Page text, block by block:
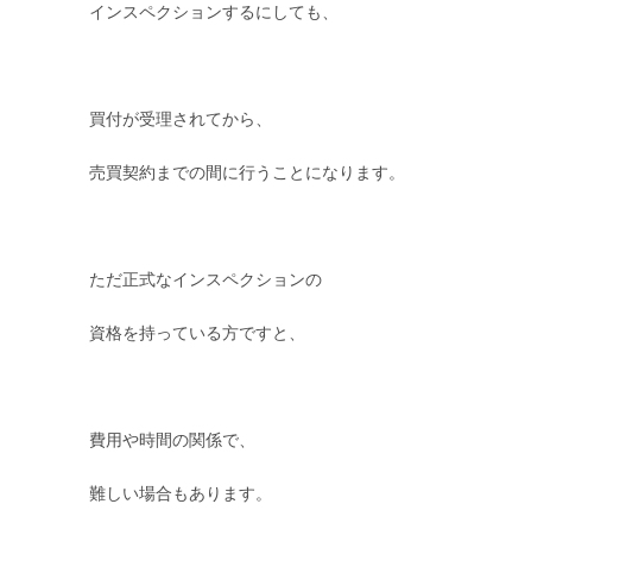
インスペクションするにしても、
買付が受理されてから、
売買契約までの間に行うことになります。
ただ正式なインスペクションの
資格を持っている方ですと、
費用や時間の関係で、
難しい場合もあります。